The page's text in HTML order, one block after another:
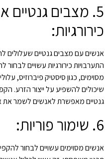
5. מצבים גנטיים
כירורגיות:
אנשים עם מצבים גנטיים שעלולים
התערבויות כירורגיות עשויים
מסוימים, כגון סיסטיק פיברוזיס,
שיכולים להשפיע על ייצור הזרע.
גנטיים מאפשרת לאנשים לשמר את
6. שימור פוריות:
אנשים מסוימים עשויים לבחור